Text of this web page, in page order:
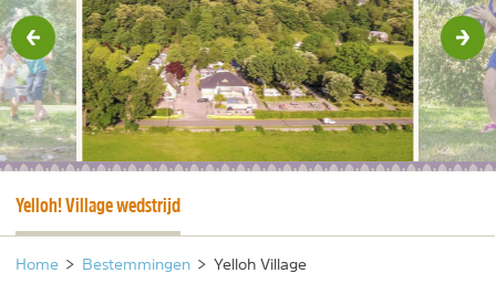
Activiteiten
Natuurparken
Dieren
Nieuwsbrief
Huidige pagina
Yelloh! Village wedstrijd
Home > Bestemmingen > Yelloh Village